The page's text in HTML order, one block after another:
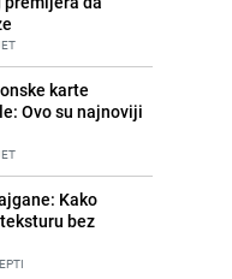
načini da ih se
STIL
za kremast i
stadiona
Dine
karte
Ovo su najnoviji
Kako
bez